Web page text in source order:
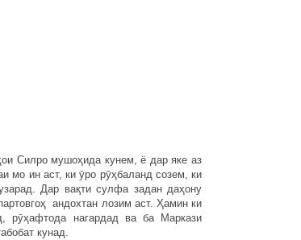
мушоҳида кунем, ё дар яке аз
мо ин аст, ки ӯро рӯҳбаланд созем, ки
Дар вақти сулфа задан даҳону
андохтан лозим аст. Ҳамин ки
нагардад ва ба Маркази
кунад.